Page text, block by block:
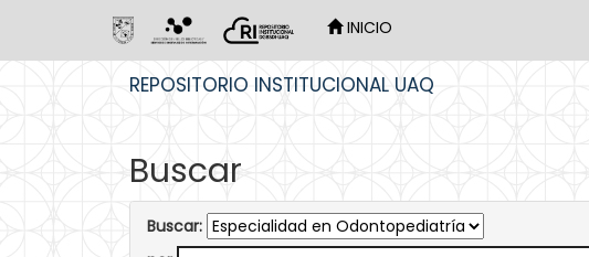
INICIO
REPOSITORIO INSTITUCIONAL UAQ
Buscar
Buscar: